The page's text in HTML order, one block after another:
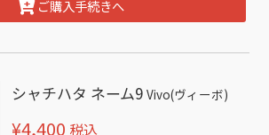
ご購入手続きへ
シャチハタ ネーム9Vivo(ヴィーボ)
¥4,400 税込